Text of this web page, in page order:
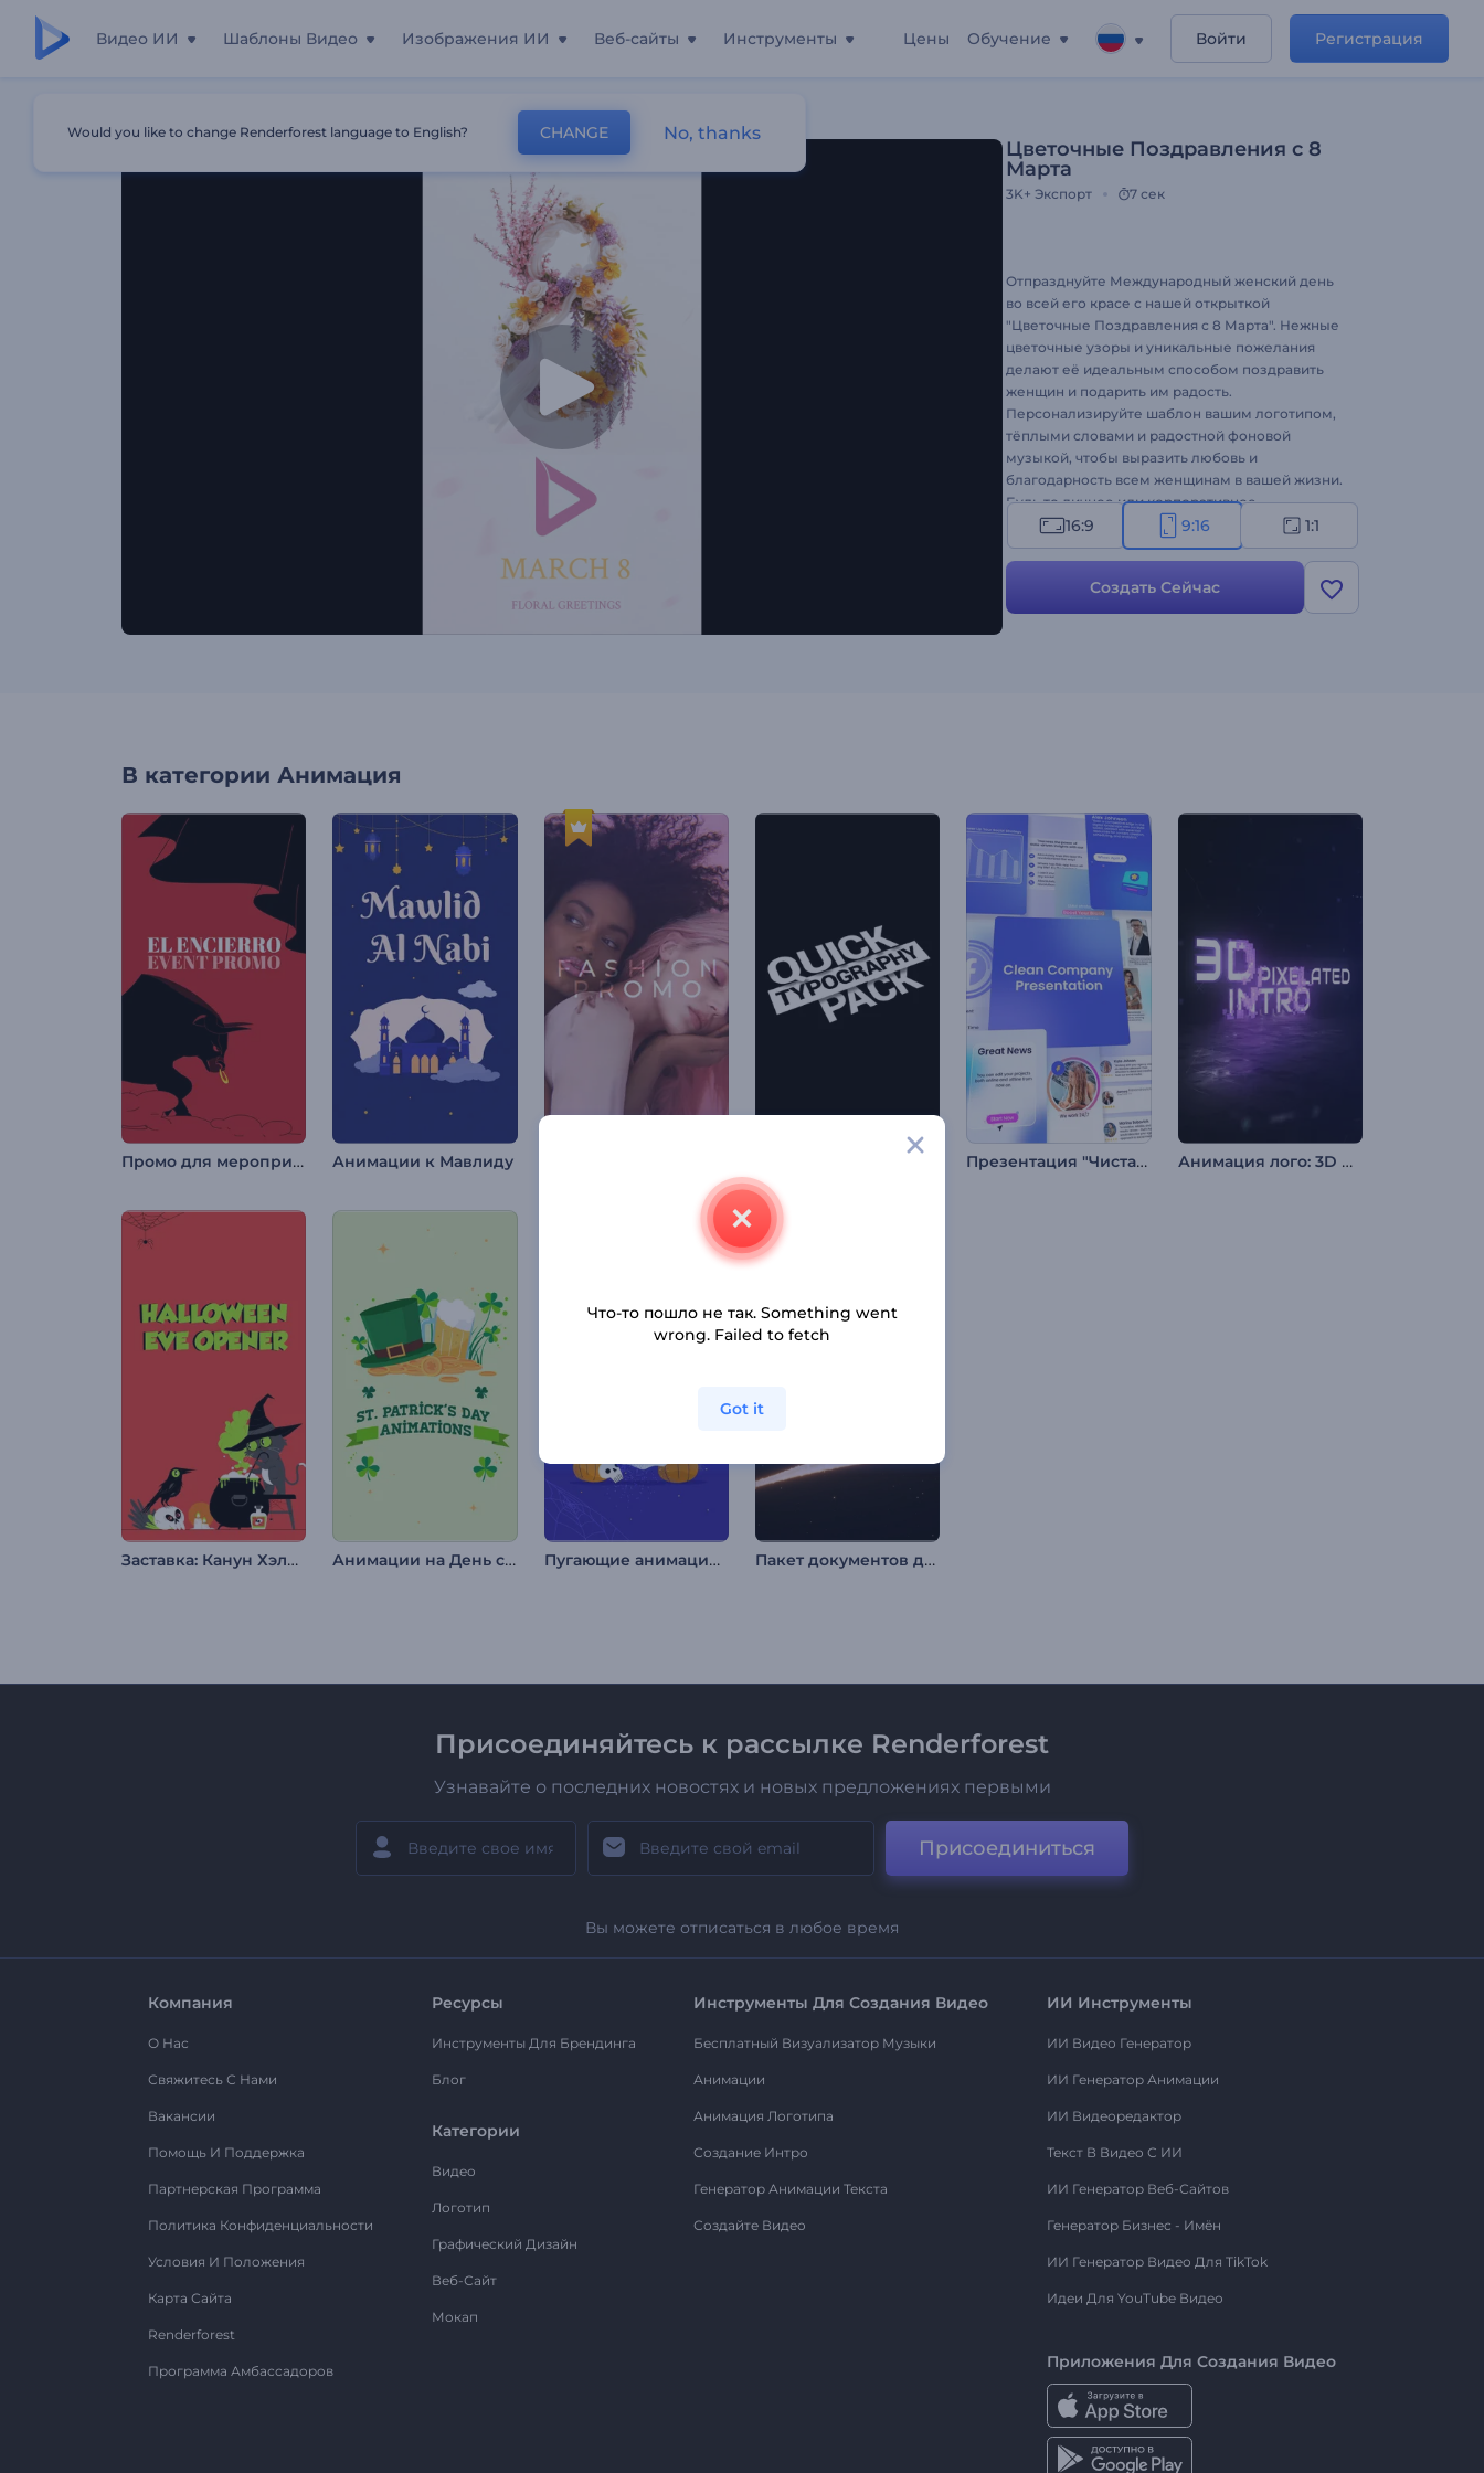
Видео ИИ Шаблоны Видео Изображения ИИ Веб-сайты Инструменты Цены Обучение Войти Регистрация
Цветочные Поздравления С 8 Марта
Цветочные Поздравления с 8
Марта
3K+ Экспорт 7 сек
Отпразднуйте Международный женский день
во всей его красе с нашей открыткой
"Цветочные Поздравления с 8 Марта". Нежные
цветочные узоры и уникальные пожелания
делают её идеальным способом поздравить
женщин и подарить им радость.
Персонализируйте шаблон вашим логотипом,
тёплыми словами и радостной фоновой
музыкой, чтобы выразить любовь и
благодарность всем женщинам в вашей жизни.
Будь то личное или корпоративное
использование, этот шаблон сделает ваши
поздравления незабываемыми и особенно
значимыми. Создайте сейчас!
16:9 9:16 1:1
Создать Сейчас
В категории Анимация
Промо для мероприятия на Эль Энсьерро Анимации к Мавлиду Презентация "Чистая компания" Анимация лого: 3D Пиксели
Заставка: Канун Хэллоуина Анимации на День св. Патрика Пугающие анимации на Хэллоуин Пакет документов для номинации на премию
Присоединяйтесь к рассылке Renderforest
Узнавайте о последних новостях и новых предложениях первыми
Присоединиться
Вы можете отписаться в любое время
Компания
О Нас
Свяжитесь С Нами
Вакансии
Помощь И Поддержка
Партнерская Программа
Политика Конфиденциальности
Условия И Положения
Карта Сайта
Renderforest
Программа Амбассадоров
Ресурсы
Инструменты Для Брендинга
Блог
Категории
Видео
Логотип
Графический Дизайн
Веб-Сайт
Мокап
Инструменты Для Создания Видео
Бесплатный Визуализатор Музыки
Анимации
Анимация Логотипа
Создание Интро
Генератор Анимации Текста
Создайте Видео
ИИ Инструменты
ИИ Видео Генератор
ИИ Генератор Анимации
ИИ Видеоредактор
Текст В Видео С ИИ
ИИ Генератор Веб-Сайтов
Генератор Бизнес - Имён
ИИ Генератор Видео Для TikTok
Идеи Для YouTube Видео
Приложения Для Создания Видео
Would you like to change Renderforest language to English? CHANGE No, thanks
Что-то пошло не так. Something went
wrong. Failed to fetch
Got it